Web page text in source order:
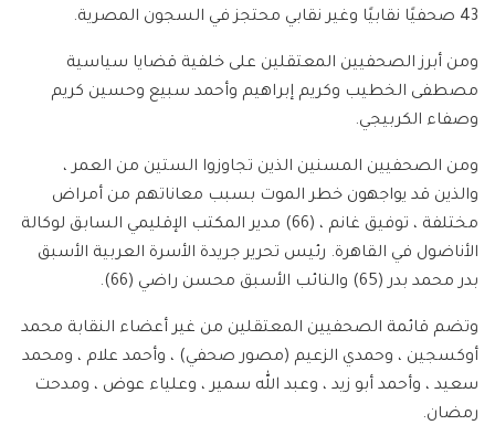
43 صحفيًا نقابيًا وغير نقابي محتجز في السجون المصرية.
ومن أبرز الصحفيين المعتقلين على خلفية قضايا سياسية
مصطفى الخطيب وكريم إبراهيم وأحمد سبيع وحسين كريم
وصفاء الكربيجي.
ومن الصحفيين المسنين الذين تجاوزوا الستين من العمر ،
والذين قد يواجهون خطر الموت بسبب معاناتهم من أمراض
مختلفة ، توفيق غانم ، (66) مدير المكتب الإقليمي السابق لوكالة
الأناضول في القاهرة. رئيس تحرير جريدة الأسرة العربية الأسبق
بدر محمد بدر (65) والنائب الأسبق محسن راضي (66).
وتضم قائمة الصحفيين المعتقلين من غير أعضاء النقابة محمد
أوكسجين ، وحمدي الزعيم (مصور صحفي) ، وأحمد علام ، ومحمد
سعيد ، وأحمد أبو زيد ، وعبد الله سمير ، وعلياء عوض ، ومدحت
رمضان.